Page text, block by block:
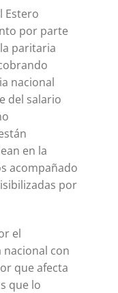
Estero
por parte
paritaria
nacional
del salario
en la
acompañado
por
el
con
que afecta
que lo